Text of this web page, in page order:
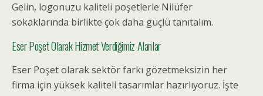
Gelin, logonuzu kaliteli poşetlerle Nilüfer
sokaklarında birlikte çok daha güçlü tanıtalım.
Eser Poşet Olarak Hizmet Verdiğimiz Alanlar
Eser Poşet olarak sektör farkı gözetmeksizin her
firma için yüksek kaliteli tasarımlar hazırlıyoruz. İşte